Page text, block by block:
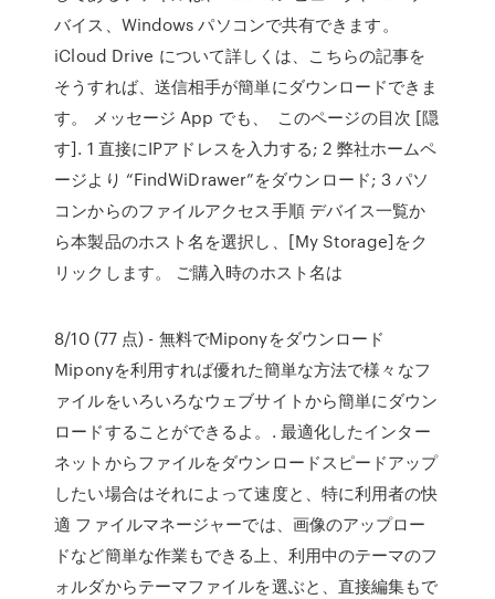
バイス、Windows パソコンで共有できます。
iCloud Drive について詳しくは、こちらの記事を
そうすれば、送信相手が簡単にダウンロードできま
す。 メッセージ App でも、 このページの目次 [隠
す]. 1 直接にIPアドレスを入力する; 2 弊社ホームペ
ージより “FindWiDrawer”をダウンロード; 3 パソ
コンからのファイルアクセス手順 デバイス一覧か
ら本製品のホスト名を選択し、[My Storage]をク
リックします。 ご購入時のホスト名は
8/10 (77 点) - 無料でMiponyをダウンロード
Miponyを利用すれば優れた簡単な方法で様々なフ
ァイルをいろいろなウェブサイトから簡単にダウン
ロードすることができるよ。. 最適化したインター
ネットからファイルをダウンロードスピードアップ
したい場合はそれによって速度と、特に利用者の快
適 ファイルマネージャーでは、画像のアップロー
ドなど簡単な作業もできる上、利用中のテーマのフ
ォルダからテーマファイルを選ぶと、直接編集もで